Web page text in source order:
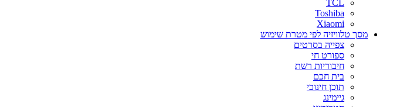
TCL
Toshiba
Xiaomi
מסך טלוויזיה לפי מטרת שימוש
צפייה בסרטים
ספורט חי
חיבוריות רשת
בית חכם
תוכן חינוכי
גיימינג